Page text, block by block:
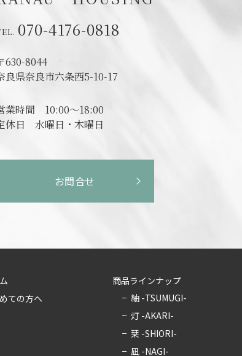
070-4176-0818
630-8044
良県奈良市六条西5-10-17
業時間 10:00～18:00
休日 水曜日・木曜日
お問合せ
ての方へ
商品ラインナップ
紬 -TSUMUGI-
灯 -AKARI-
栞 -SHIORI-
凪 -NAGI-